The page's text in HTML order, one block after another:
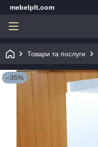
mebelplt.com
Товари та послуги
–35%